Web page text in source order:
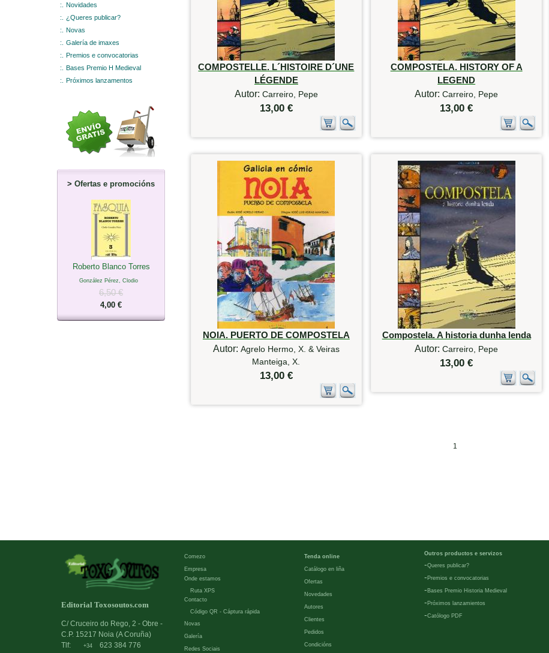
:.
Novidades
:.
¿Queres publicar?
:.
Novas
:.
Galería de imaxes
:.
Premios e convocatorias
:.
Bases Premio H Medieval
:.
Próximos lanzamentos
> Ofertas e promocións
Roberto Blanco Torres
González Pérez, Clodio
6,50 €
4,00 €
COMPOSTELLE. L´HISTOIRE D´UNE
LÉGENDE
Autor: Carreiro, Pepe
13,00 €
COMPOSTELA. HISTORY OF A
LEGEND
Autor:Carreiro, Pepe
13,00 €
NOIA. PUERTO DE COMPOSTELA
Autor: Agrelo Hermo, X. & Veiras
Manteiga, X.
13,00 €
Compostela. A historia dunha lenda
Autor:Carreiro, Pepe
13,00 €
1
Editorial Toxosoutos.com
C/ Cruceiro do Rego, 2 - Obre -
C.P. 15217 Noia (A Coruña)
Tlf:
+34
623 384 776
Comezo
Empresa
Onde estamos
Ruta XPS
Contacto
Código QR - Cáptura rápida
Novas
Galería
Redes Sociais
Tenda online
Catálogo en liña
Ofertas
Novedades
Autores
Clientes
Pedidos
Condicións
Outros productos e servizos
-Queres publicar?
- Premios e convocatorias
- Bases Premio Historia Medieval
- Próximos lanzamientos
-Católogo PDF